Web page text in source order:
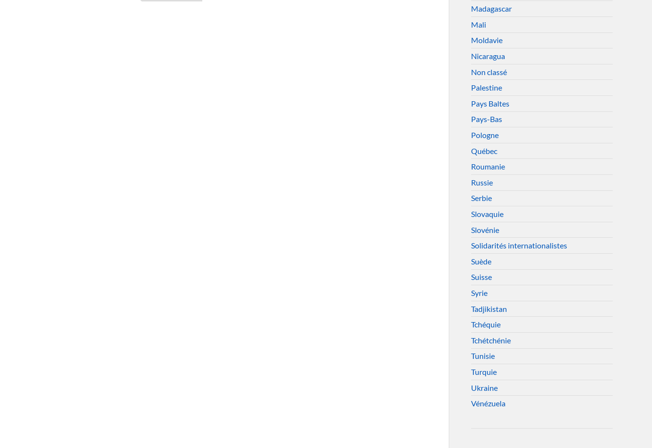
Madagascar
Mali
Moldavie
Nicaragua
Non classé
Palestine
Pays Baltes
Pays-Bas
Pologne
Québec
Roumanie
Russie
Serbie
Slovaquie
Slovénie
Solidarités internationalistes
Suède
Suisse
Syrie
Tadjikistan
Tchéquie
Tchétchénie
Tunisie
Turquie
Ukraine
Vénézuela